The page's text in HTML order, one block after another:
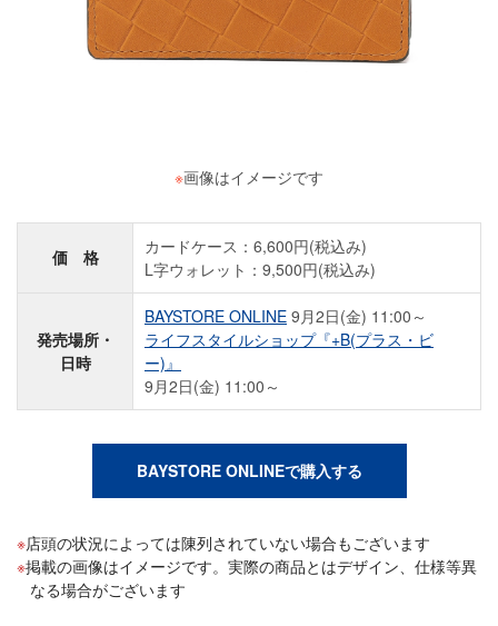
※画像はイメージです
価 格
カードケース：6,600円(税込み)
L字ウォレット：9,500円(税込み)
発売場所・
日時
BAYSTORE ONLINE 9月2日(金) 11:00～
ライフスタイルショップ『+B(プラス・ビ
ー)』
9月2日(金) 11:00～
BAYSTORE ONLINEで購入する
店頭の状況によっては陳列されていない場合もございます
掲載の画像はイメージです。実際の商品とはデザイン、仕様等異
なる場合がございます